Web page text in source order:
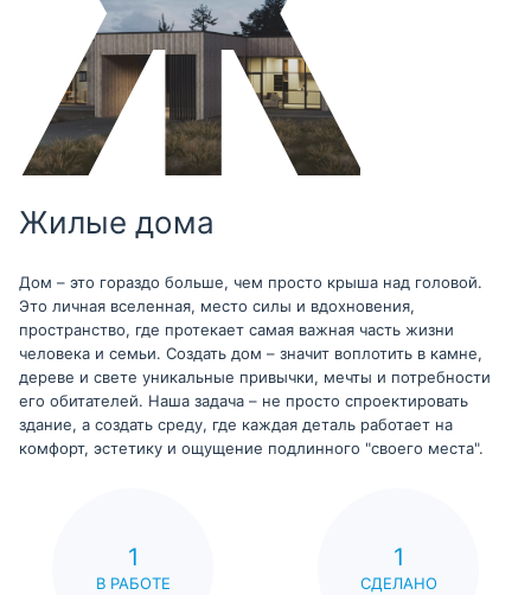
Жилые дома
Дом – это гораздо больше, чем просто крыша над головой.
Это личная вселенная, место силы и вдохновения,
пространство, где протекает самая важная часть жизни
человека и семьи. Создать дом – значит воплотить в камне,
дереве и свете уникальные привычки, мечты и потребности
его обитателей. Наша задача – не просто спроектировать
здание, а создать среду, где каждая деталь работает на
комфорт, эстетику и ощущение подлинного "своего места".
1
В РАБОТЕ
1
СДЕЛАНО